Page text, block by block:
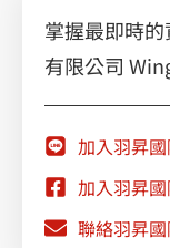
掌握最即時
有限公司
加入羽昇
加入羽昇
聯絡羽昇